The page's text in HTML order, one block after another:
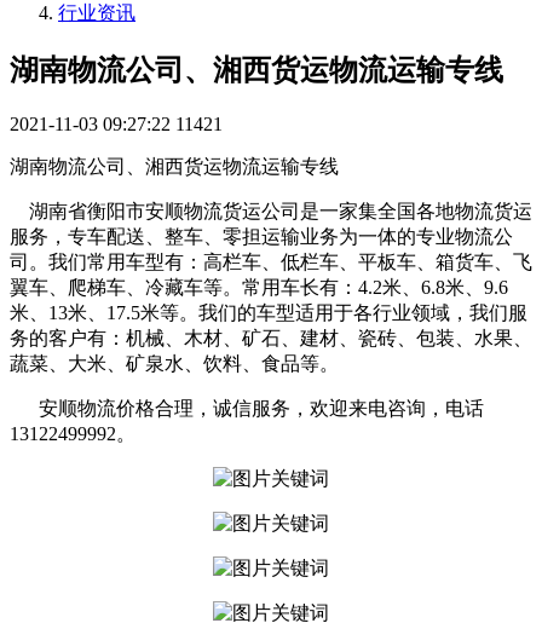
行业资讯
湖南物流公司、湘西货运物流运输专线
2021-11-03 09:27:22 11421
湖南物流公司、湘西货运物流运输专线
湖南省衡阳市安顺物流货运公司是一家集全国各地物流货运
服务，专车配送、整车、零担运输业务为一体的专业物流公
司。我们常用车型有：高栏车、低栏车、平板车、箱货车、飞
翼车、爬梯车、冷藏车等。常用车长有：4.2米、6.8米、9.6
米、13米、17.5米等。我们的车型适用于各行业领域，我们服
务的客户有：机械、木材、矿石、建材、瓷砖、包装、水果、
蔬菜、大米、矿泉水、饮料、食品等。
安顺物流价格合理，诚信服务，欢迎来电咨询，电话
13122499992。